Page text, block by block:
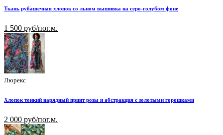
Ткань рубашечная хлопок со льном вышивка на серо-голубом фоне
1 500 руб/пог.м.
Люрекс
Хлопок тонкий нарядный принт розы и абстракция с золотыми горошками
2 000 руб/пог.м.